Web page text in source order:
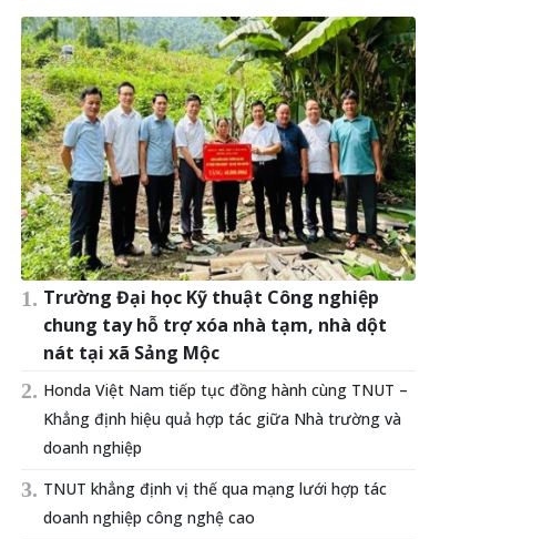
Trường Đại học Kỹ thuật Công nghiệp
chung tay hỗ trợ xóa nhà tạm, nhà dột
nát tại xã Sảng Mộc
Honda Việt Nam tiếp tục đồng hành cùng TNUT –
Khẳng định hiệu quả hợp tác giữa Nhà trường và
doanh nghiệp
TNUT khẳng định vị thế qua mạng lưới hợp tác
doanh nghiệp công nghệ cao